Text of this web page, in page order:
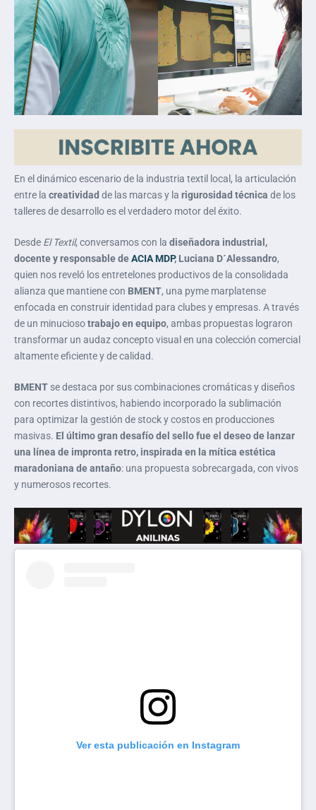
En el dinámico escenario de la industria textil local, la articulación
entre la creatividad de las marcas y la rigurosidad técnica de los
talleres de desarrollo es el verdadero motor del éxito.
Desde El Textil, conversamos con la diseñadora industrial,
docente y responsable deACIA MDP, Luciana D´Alessandro,
quien nos reveló los entretelones productivos de la consolidada
alianza que mantiene con BMENT, una pyme marplatense
enfocada en construir identidad para clubes y empresas. A través
de un minuciosotrabajo en equipo, ambas propuestas lograron
transformar un audaz concepto visual en una colección comercial
altamente eficiente y de calidad.
BMENT se destaca por sus combinaciones cromáticas y diseños
con recortes distintivos, habiendo incorporado la sublimación
para optimizar la gestión de stock y costos en producciones
masivas. El último gran desafío del sello fue el deseo de lanzar
una línea de impronta retro, inspirada en la mítica estética
maradoniana de antaño: una propuesta sobrecargada, con vivos
y numerosos recortes.
Ver esta publicación en Instagram